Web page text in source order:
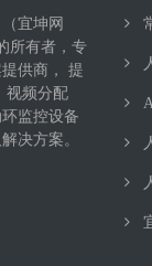
宜坤网
所有者，专
供商， 提
视频分配
监控设备
决方案。